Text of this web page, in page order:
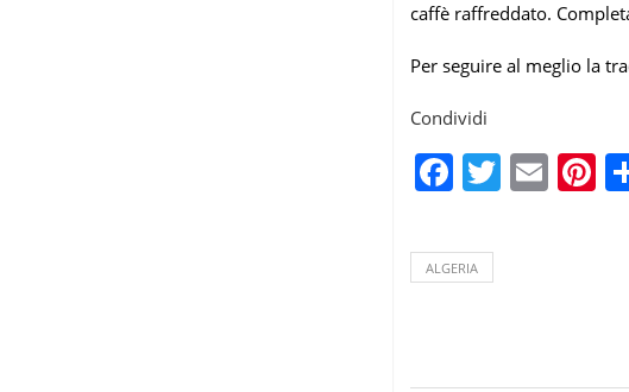
caffè raffreddato.
Per seguire al meglio la
Condividi
Facebook
Twitter
ALGERIA